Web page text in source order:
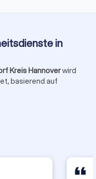
in
Kreis Hannoverwird
basierend auf